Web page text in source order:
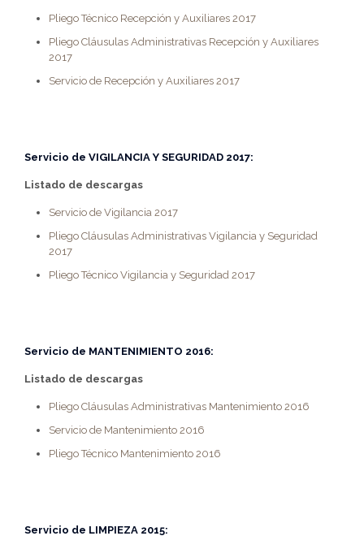
Pliego Técnico Recepción y Auxiliares 2017
Pliego Cláusulas Administrativas Recepción y Auxiliares
2017
Servicio de Recepción y Auxiliares 2017
Servicio de VIGILANCIA Y SEGURIDAD 2017:
Listado de descargas
Servicio de Vigilancia 2017
Pliego Cláusulas Administrativas Vigilancia y Seguridad
2017
Pliego Técnico Vigilancia y Seguridad 2017
Servicio de MANTENIMIENTO 2016:
Listado de descargas
Pliego Cláusulas Administrativas Mantenimiento 2016
Servicio de Mantenimiento 2016
Pliego Técnico Mantenimiento 2016
Servicio de LIMPIEZA 2015: